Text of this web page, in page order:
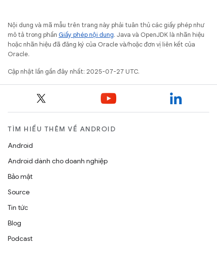
Nội dung và mã mẫu trên trang này phải tuân thủ các giấy phép như
mô tả trong phần Giấy phép nội dung. Java và OpenJDK là nhãn hiệu
hoặc nhãn hiệu đã đăng ký của Oracle và/hoặc đơn vị liên kết của
Oracle.
Cập nhật lần gần đây nhất: 2025-07-27 UTC.
TÌM HIỂU THÊM VỀ ANDROID
Android
Android dành cho doanh nghiệp
Bảo mật
Source
Tin tức
Blog
Podcast